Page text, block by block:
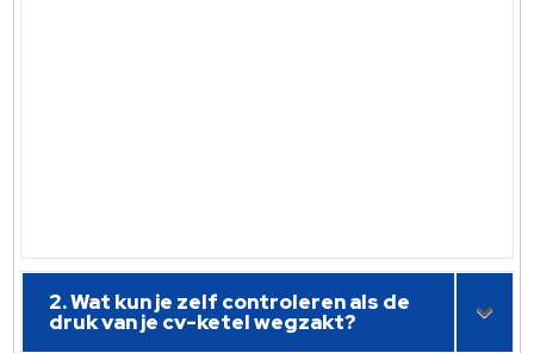
2. Wat kun je zelf controleren als de
druk van je cv-ketel wegzakt?